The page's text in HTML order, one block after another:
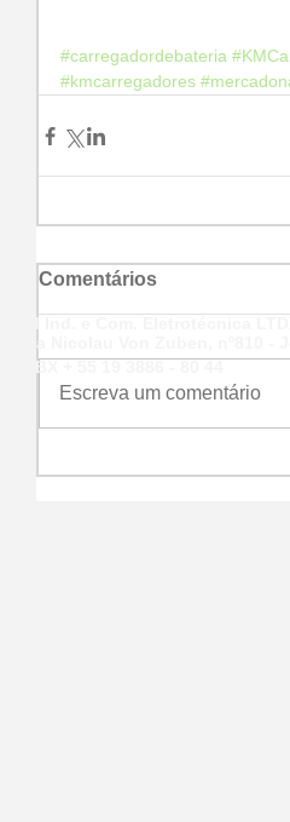
#carregadordebateria
#kmcarregadores
Comentários
Escreva um comentário
KM Ind. e Com. Eletrotécnica
Rua Nicolau Von Zuben, nº810 -
PABX + 55 19 3886 - 80 44